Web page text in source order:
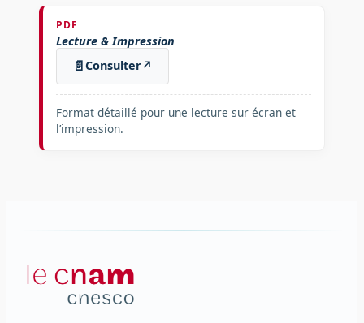
PDF
Lecture & Impression
📄Consulter↗
Format détaillé pour une lecture sur écran et
l’impression.